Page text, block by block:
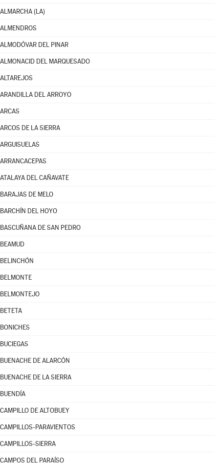
ALMARCHA (LA)
ALMENDROS
ALMODÓVAR DEL PINAR
ALMONACID DEL MARQUESADO
ALTAREJOS
ARANDILLA DEL ARROYO
ARCAS
ARCOS DE LA SIERRA
ARGUISUELAS
ARRANCACEPAS
ATALAYA DEL CAÑAVATE
BARAJAS DE MELO
BARCHÍN DEL HOYO
BASCUÑANA DE SAN PEDRO
BEAMUD
BELINCHÓN
BELMONTE
BELMONTEJO
BETETA
BONICHES
BUCIEGAS
BUENACHE DE ALARCÓN
BUENACHE DE LA SIERRA
BUENDÍA
CAMPILLO DE ALTOBUEY
CAMPILLOS-PARAVIENTOS
CAMPILLOS-SIERRA
CAMPOS DEL PARAÍSO